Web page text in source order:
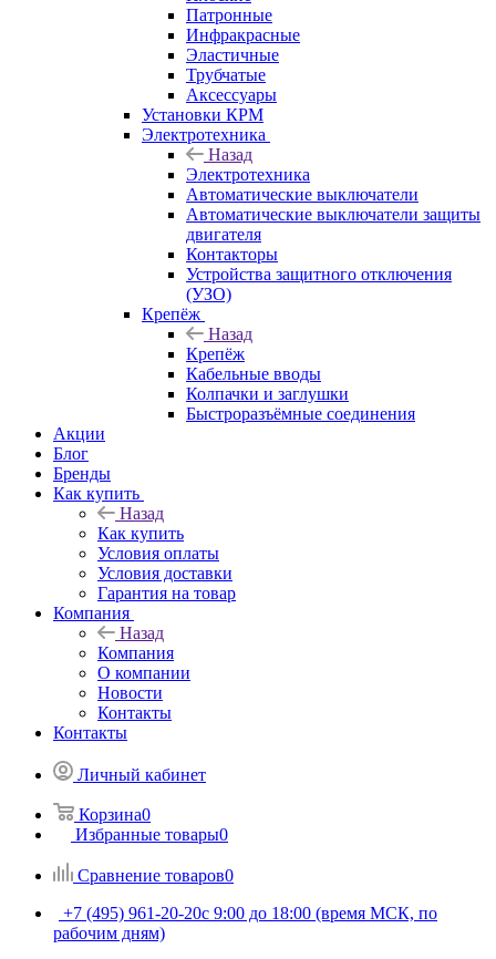
Патронные
Инфракрасные
Эластичные
Трубчатые
Аксессуары
Установки КРМ
Электротехника
Назад
Электротехника
Автоматические выключатели
Автоматические выключатели защиты
двигателя
Контакторы
Устройства защитного отключения
(УЗО)
Крепёж
Назад
Крепёж
Кабельные вводы
Колпачки и заглушки
Быстроразъёмные соединения
Акции
Блог
Бренды
Как купить
Назад
Как купить
Условия оплаты
Условия доставки
Гарантия на товар
Компания
Назад
Компания
О компании
Новости
Контакты
Контакты
Личный кабинет
Корзина0
Избранные товары0
Сравнение товаров0
+7 (495) 961-20-20с 9:00 до 18:00 (время МСК, по
рабочим дням)